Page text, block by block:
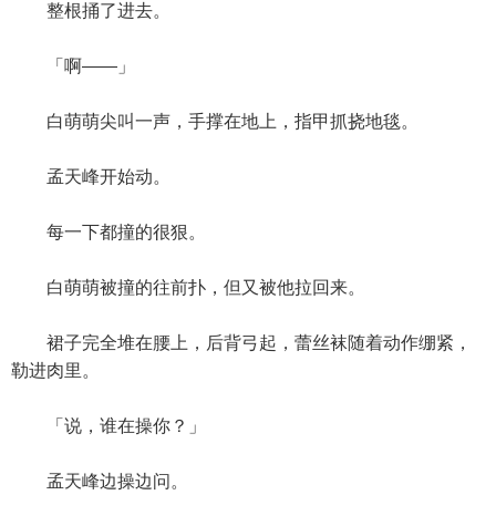
整根捅了进去。
「啊——」
白萌萌尖叫一声，手撑在地上，指甲抓挠地毯。
孟天峰开始动。
每一下都撞的很狠。
白萌萌被撞的往前扑，但又被他拉回来。
裙子完全堆在腰上，后背弓起，蕾丝袜随着动作绷紧，
勒进肉里。
「说，谁在操你？」
孟天峰边操边问。